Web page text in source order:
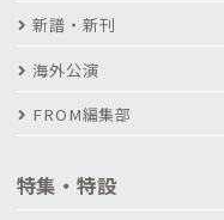
新譜・新刊
海外公演
FROM編集部
特集・特設